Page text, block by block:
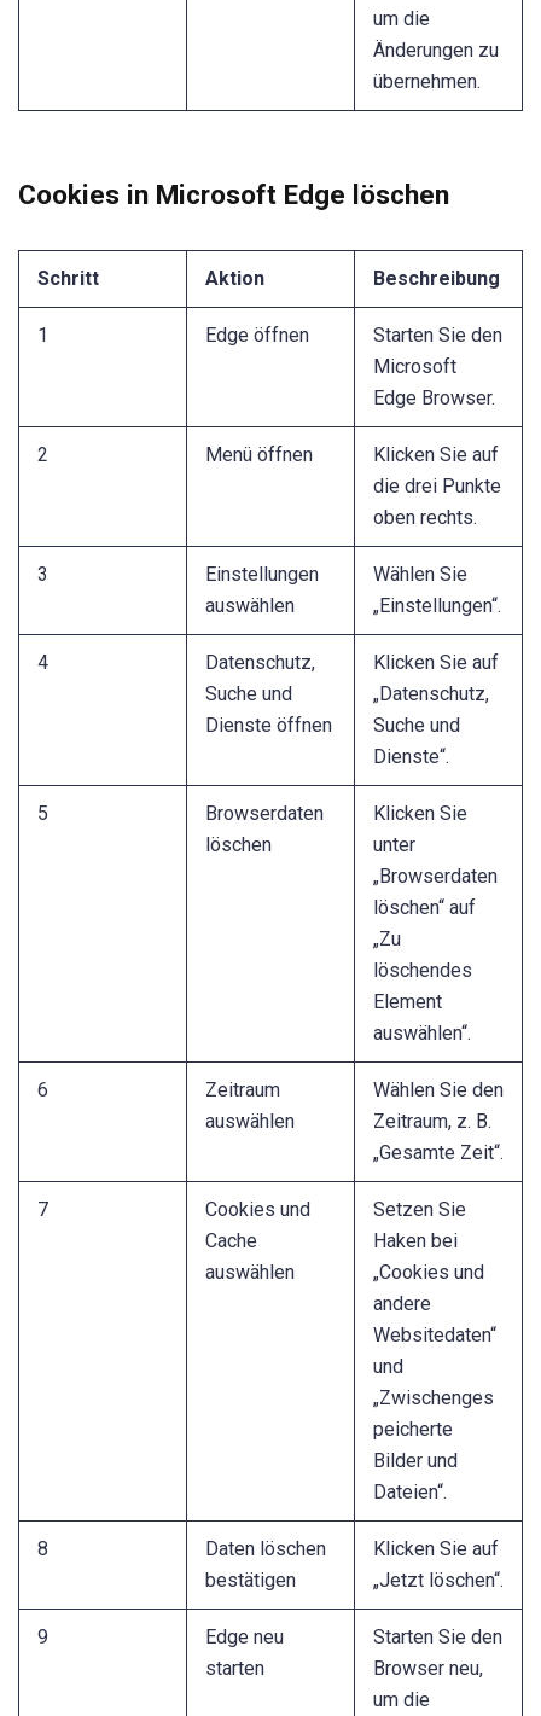
um die
Änderungen zu
übernehmen.
Cookies in Microsoft Edge löschen
Schritt Aktion Beschreibung
1 Edge öffnen
Starten Sie den
Microsoft
Edge Browser.
2 Menü öffnen
Klicken Sie auf
die drei Punkte
oben rechts.
3
Einstellungen
auswählen
Wählen Sie
„Einstellungen“.
4
Datenschutz,
Suche und
Dienste öffnen
Klicken Sie auf
„Datenschutz,
Suche und
Dienste“.
5
Browserdaten
löschen
Klicken Sie
unter
„Browserdaten
löschen“ auf
„Zu
löschendes
Element
auswählen“.
6
Zeitraum
auswählen
Wählen Sie den
Zeitraum, z. B.
„Gesamte Zeit“.
7
Cookies und
Cache
auswählen
Setzen Sie
Haken bei
„Cookies und
andere
Websitedaten“
und
„Zwischenges
peicherte
Bilder und
Dateien“.
8
Daten löschen
bestätigen
Klicken Sie auf
„Jetzt löschen“.
9
Edge neu
starten
Starten Sie den
Browser neu,
um die